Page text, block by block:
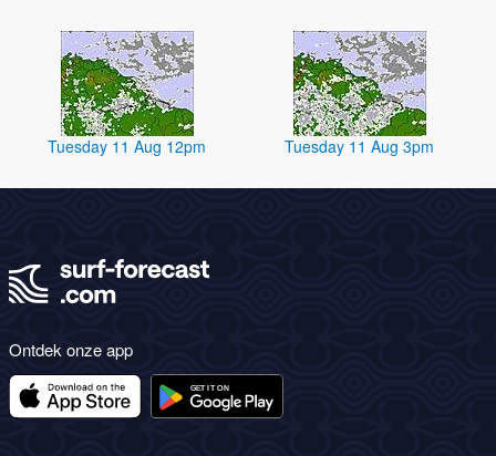
Tuesday 11 Aug 12pm Tuesday 11 Aug 3pm
Ontdek onze app